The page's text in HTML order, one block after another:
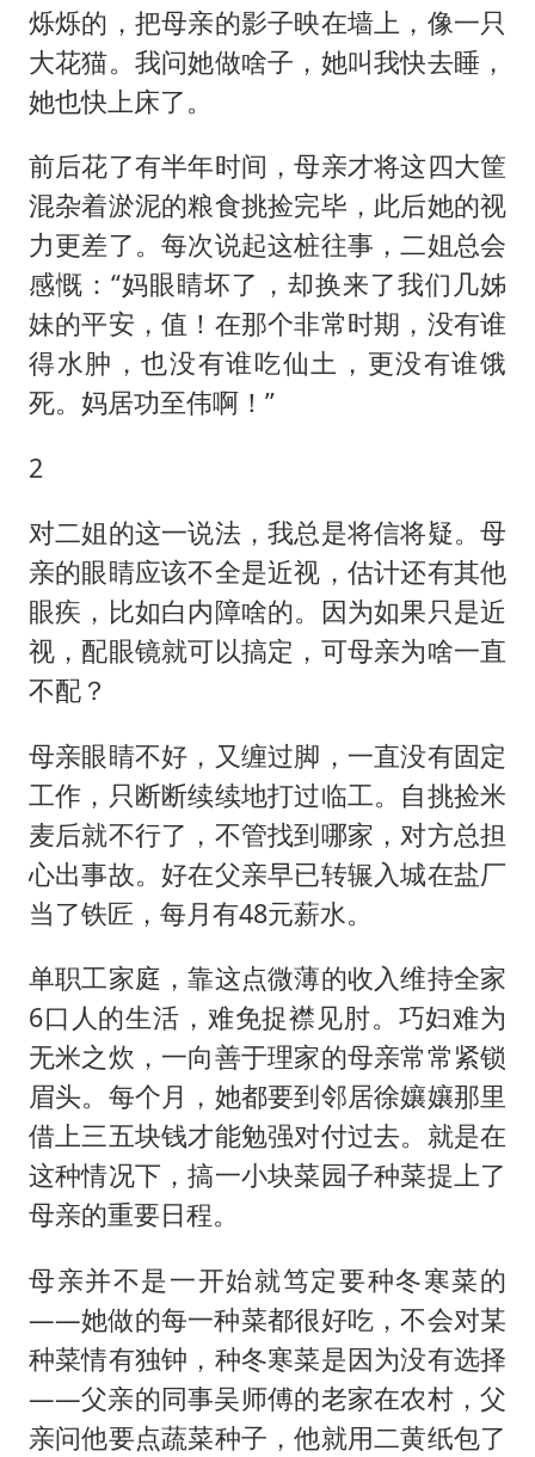
烁烁的，把母亲的影子映在墙上，像一只
大花猫。我问她做啥子，她叫我快去睡，
她也快上床了。
前后花了有半年时间，母亲才将这四大筐
混杂着淤泥的粮食挑捡完毕，此后她的视
力更差了。每次说起这桩往事，二姐总会
感慨：“妈眼睛坏了，却换来了我们几姊
妹的平安，值！在那个非常时期，没有谁
得水肿，也没有谁吃仙土，更没有谁饿
死。妈居功至伟啊！”
2
对二姐的这一说法，我总是将信将疑。母
亲的眼睛应该不全是近视，估计还有其他
眼疾，比如白内障啥的。因为如果只是近
视，配眼镜就可以搞定，可母亲为啥一直
不配？
母亲眼睛不好，又缠过脚，一直没有固定
工作，只断断续续地打过临工。自挑捡米
麦后就不行了，不管找到哪家，对方总担
心出事故。好在父亲早已转辗入城在盐厂
当了铁匠，每月有48元薪水。
单职工家庭，靠这点微薄的收入维持全家
6口人的生活，难免捉襟见肘。巧妇难为
无米之炊，一向善于理家的母亲常常紧锁
眉头。每个月，她都要到邻居徐孃孃那里
借上三五块钱才能勉强对付过去。就是在
这种情况下，搞一小块菜园子种菜提上了
母亲的重要日程。
母亲并不是一开始就笃定要种冬寒菜的
——她做的每一种菜都很好吃，不会对某
种菜情有独钟，种冬寒菜是因为没有选择
——父亲的同事吴师傅的老家在农村，父
亲问他要点蔬菜种子，他就用二黄纸包了